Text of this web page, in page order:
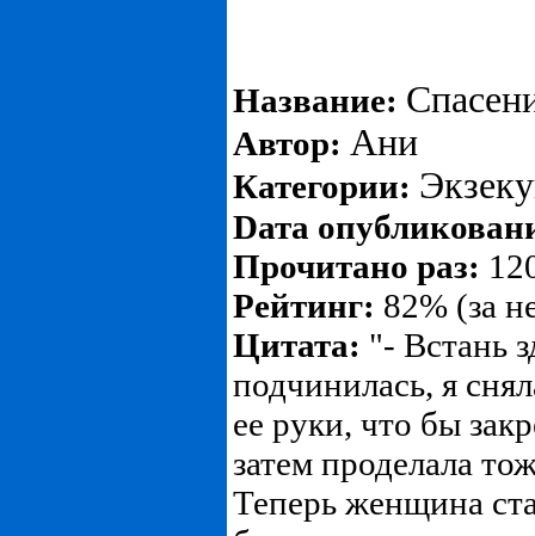
Название:
Автор: Ани
Категории:
Dата
Прочитано раз:
Рейтинг: 82% (за
Цитата: "- Встань
подчинилась, я
ее руки, что бы
затем проделала
Теперь женщина